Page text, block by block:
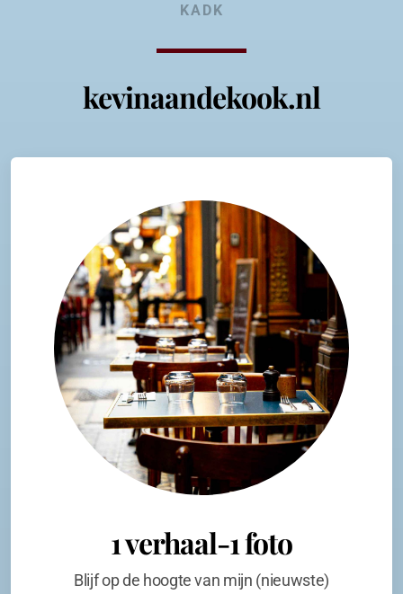
KADK
kevinaandekook.nl
1 verhaal-1 foto
Blijf op de hoogte van mijn (nieuwste)